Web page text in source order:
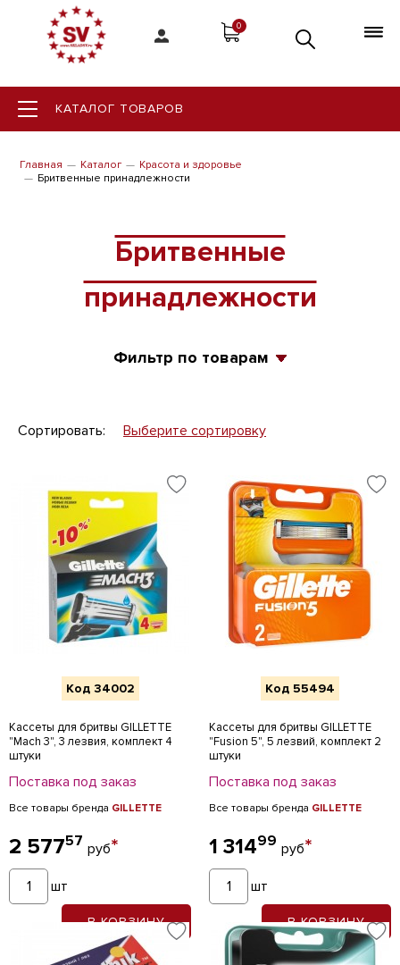
0
КАТАЛОГ ТОВАРОВ
Главная Каталог
Красота и здоровье
Бритвенные принадлежности
Бритвенные
принадлежности
Фильтр по товарам
Сортировать: Выберите сортировку
Код 34002
Кассеты для бритвы GILLETTE
"Mach 3", 3 лезвия, комплект 4
штуки
Поставка под заказ
Все товары бренда GILLETTE
2 57757 руб*
шт
В КОРЗИНУ
Код 55494
Кассеты для бритвы GILLETTE
"Fusion 5", 5 лезвий, комплект 2
штуки
Поставка под заказ
Все товары бренда GILLETTE
1 31499 руб*
шт
В КОРЗИНУ